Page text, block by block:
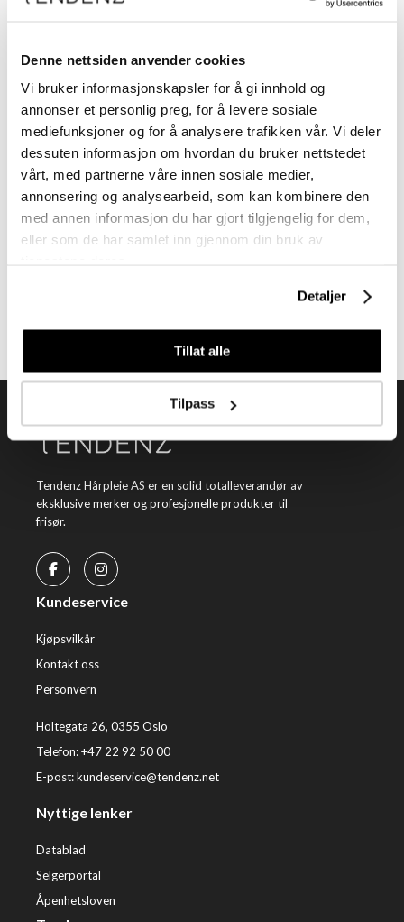
Denne nettsiden anvender cookies
Vi bruker informasjonskapsler for å gi innhold og
annonser et personlig preg, for å levere sosiale
mediefunksjoner og for å analysere trafikken vår. Vi deler
dessuten informasjon om hvordan du bruker nettstedet
vårt, med partnerne våre innen sosiale medier,
annonsering og analysearbeid, som kan kombinere den
med annen informasjon du har gjort tilgjengelig for dem,
eller som de har samlet inn gjennom din bruk av
Detaljer
Tillat alle
Tilpass
Engangs stripehetter, glatte. 30 stk pr pkn.
Meld deg på vårt nyhetsbrev
Tendenz Hårpleie AS er en solid totalleverandør av
eksklusive merker og profesjonelle produkter til
frisør.
Kundeservice
Kjøpsvilkår
Kontakt oss
Personvern
Holtegata 26, 0355 Oslo
Telefon: +47 22 92 50 00
E-post:kundeservice@tendenz.net
Nyttige lenker
Datablad
Selgerportal
Åpenhetsloven